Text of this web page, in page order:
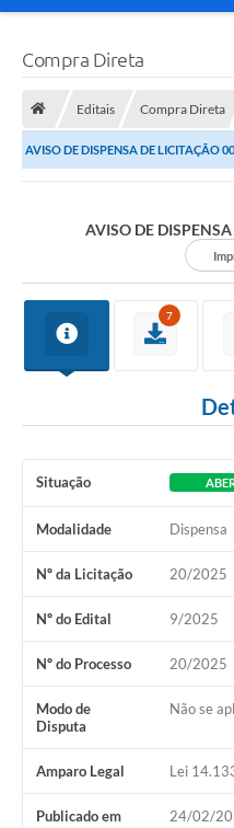
Compra Direta
Editais Compra Direta
AVISO DE DISPENSA DE LICITAÇÃO
AVISO DE
7
Situação
Modalidade Dispensa
Nº da Licitação 20/2025
Nº do Edital 9/2025
Nº do Processo 20/2025
Modo de
Disputa
Não se
Amparo Legal Lei
Publicado em 24/02/